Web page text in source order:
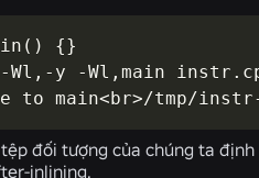
{}
Wl,-y -Wl,main
to main<br>/tmp/
đối tượng của chúng ta định
inlining.